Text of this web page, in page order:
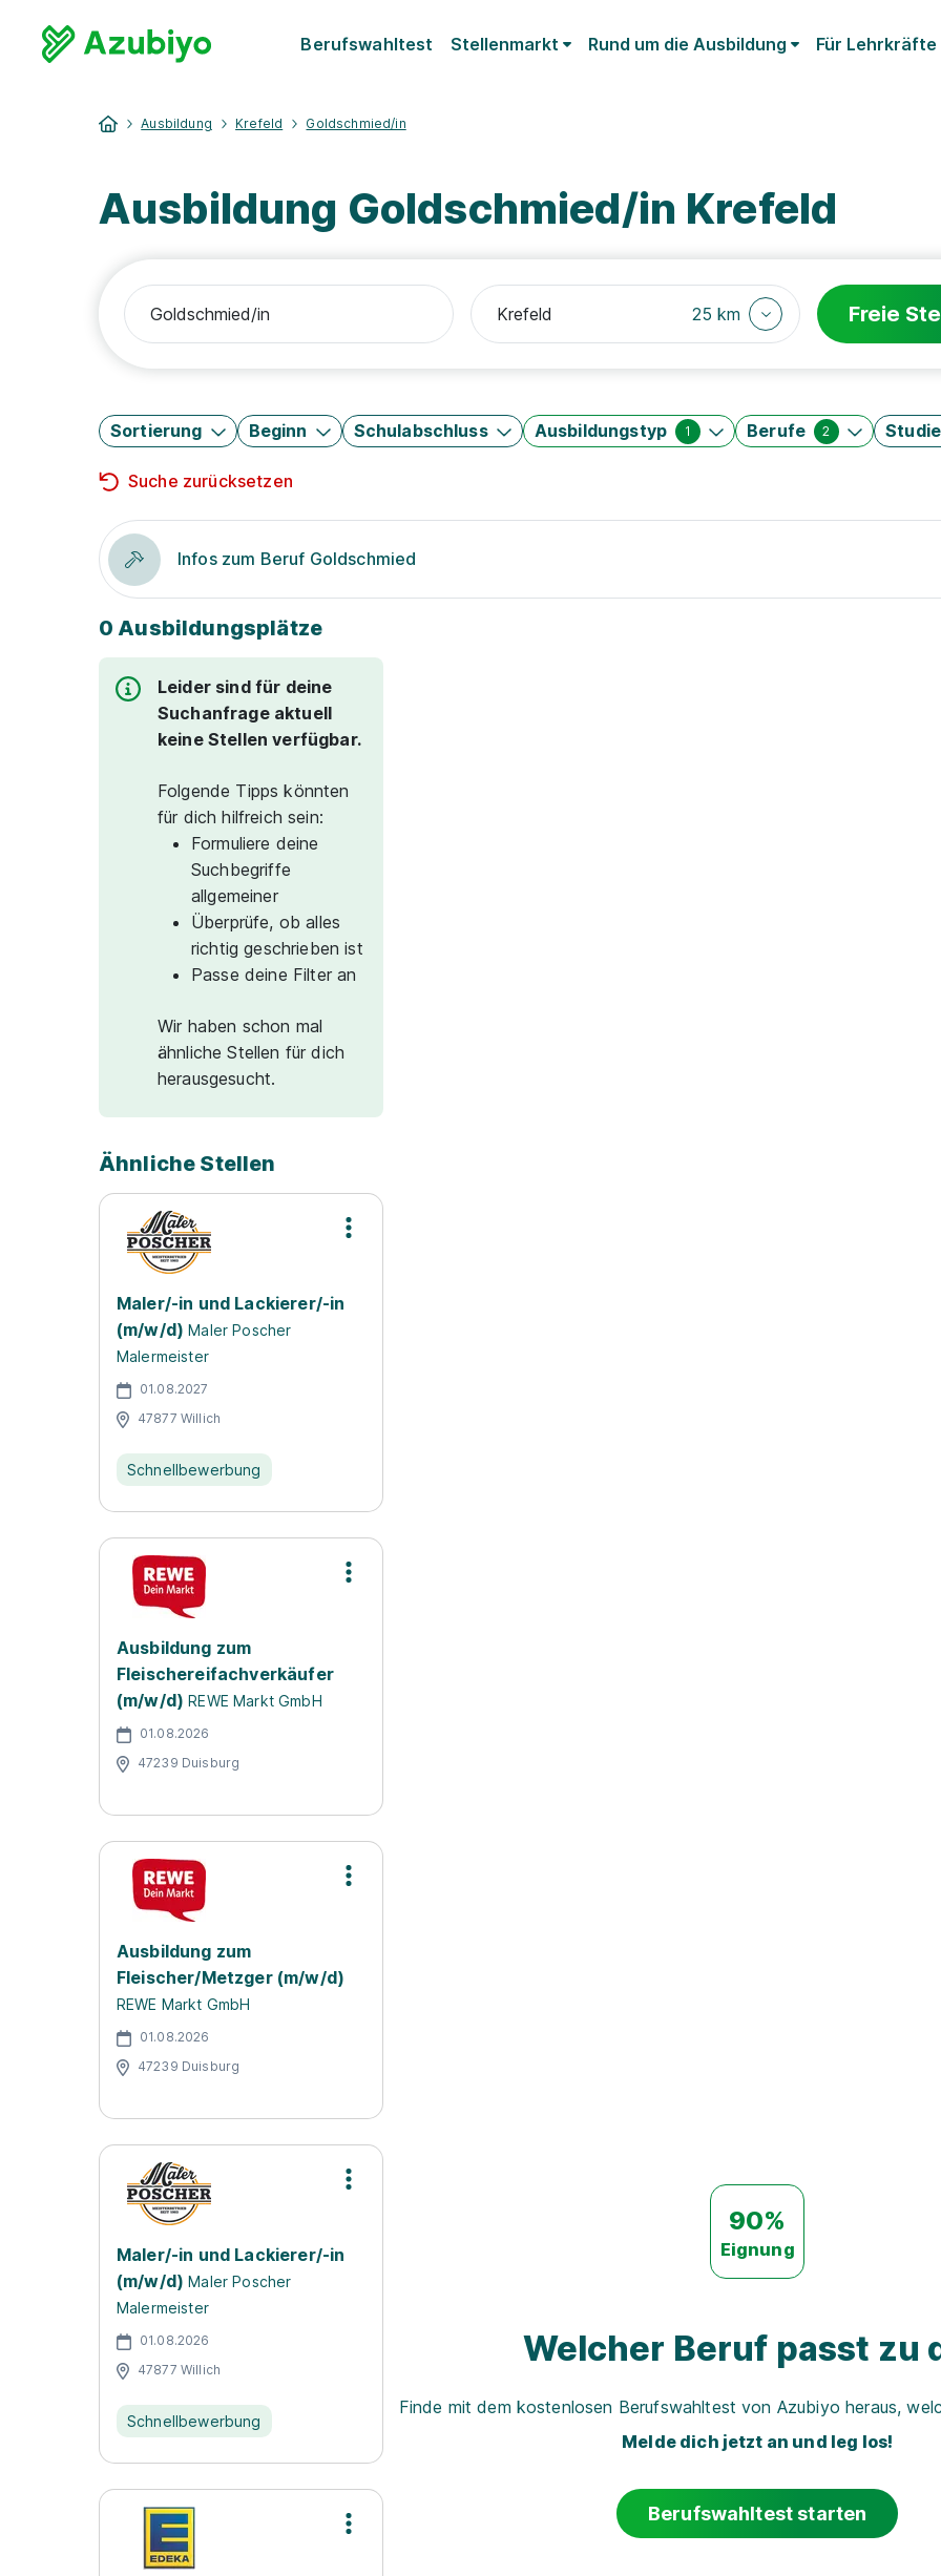
Berufswahltest Stellenmarkt Rund um die Ausbildung Für Lehrkräfte
Ausbildung Krefeld Goldschmied/in
Ausbildung Goldschmied/in Krefeld
25 km Freie
Sortierung Beginn Schulabschluss Ausbildungstyp 1 Berufe 2
Suche zurücksetzen
Infos zum Beruf Goldschmied
0 Ausbildungsplätze
Leider sind für deine
Suchanfrage aktuell
keine Stellen verfügbar.
Folgende Tipps könnten
für dich hilfreich sein:
Formuliere deine
Suchbegriffe
allgemeiner
Überprüfe, ob alles
richtig geschrieben ist
Passe deine Filter an
Wir haben schon mal
ähnliche Stellen für dich
herausgesucht.
Ähnliche Stellen
Maler/-in und Lackierer/-in
(m/w/d) Maler Poscher
Malermeister
01.08.2027
47877 Willich
Schnellbewerbung
Ausbildung zum
Fleischereifachverkäufer
(m/w/d) REWE Markt GmbH
01.08.2026
47239 Duisburg
Ausbildung zum
Fleischer/Metzger (m/w/d)
REWE Markt GmbH
01.08.2026
47239 Duisburg
Maler/-in und Lackierer/-in
(m/w/d) Maler Poscher
Malermeister
01.08.2026
47877 Willich
Schnellbewerbung
90%
Eignung
Welcher Beruf passt zu
Finde mit dem kostenlosen Berufswahltest von Azubiyo heraus,
Melde dich jetzt an und leg los!
Berufswahltest starten